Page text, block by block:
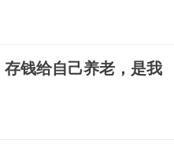
钱给自己养老，是我